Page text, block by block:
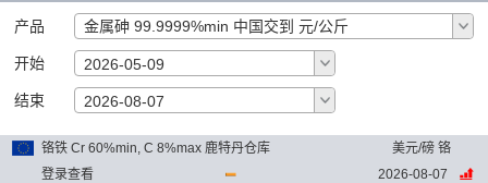
产品 金属砷 99.9999%min 中国交到 元/公斤
开始 2026-05-09
结束 2026-08-07
铬铁 Cr 60%min, C 8%max 鹿特丹仓库
美元/磅 铬
登录查看
2026-08-07